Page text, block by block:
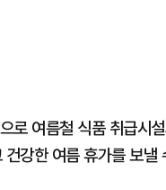
로 여름철 식품 취급시
강한 여름 휴가를 보